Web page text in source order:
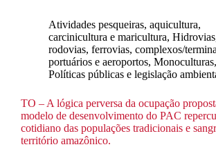
Atividades pesqueiras, aquicultura,
carcinicultura e maricultura,
rodovias, ferrovias, complexos/
portuários e aeroportos, Monoculturas,
Políticas públicas e legislação
TO – A lógica perversa da ocupação
modelo de desenvolvimento do PAC
cotidiano das populações tradicionais e
território amazônico.